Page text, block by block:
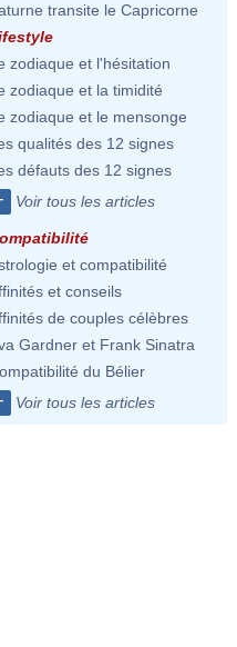
transite le Capricorne
zodiaque et l'hésitation
zodiaque et la timidité
zodiaque et le mensonge
qualités des 12 signes
défauts des 12 signes
Voir tous les articles
et compatibilité
et conseils
de couples célèbres
Gardner et Frank Sinatra
du Bélier
Voir tous les articles